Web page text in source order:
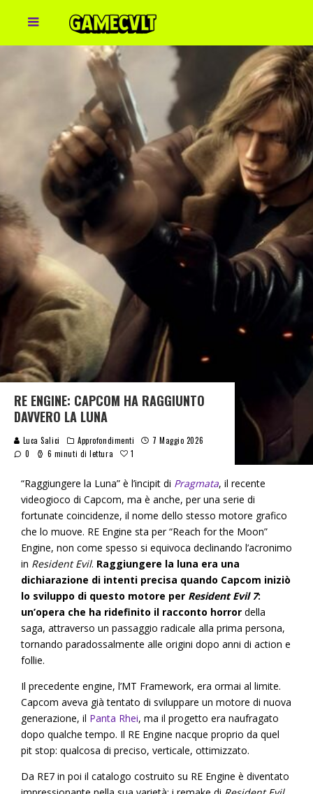
RE ENGINE: CAPCOM HA RAGGIUNTO
DAVVERO LA LUNA
Luca Salici Approfondimenti
7 Maggio 2026
0
6 minuti di lettura 1
“Raggiungere la Luna” è l’incipit di Pragmata, il recente
videogioco di Capcom, ma è anche, per una serie di
fortunate coincidenze, il nome dello stesso motore grafico
che lo muove. RE Engine sta per “Reach for the Moon”
Engine, non come spesso si equivoca declinando l’acronimo
in Resident Evil. Raggiungere la luna era una
dichiarazione di intenti precisa quando Capcom iniziò
lo sviluppo di questo motore per Resident Evil 7:
un’opera che ha ridefinito il racconto horror della
saga, attraverso un passaggio radicale alla prima persona,
tornando paradossalmente alle origini dopo anni di action e
follie.
Il precedente engine, l’MT Framework, era ormai al limite.
Capcom aveva già tentato di sviluppare un motore di nuova
generazione, il Panta Rhei, ma il progetto era naufragato
dopo qualche tempo. Il RE Engine nacque proprio da quel
pit stop: qualcosa di preciso, verticale, ottimizzato.
Da RE7 in poi il catalogo costruito su RE Engine è diventato